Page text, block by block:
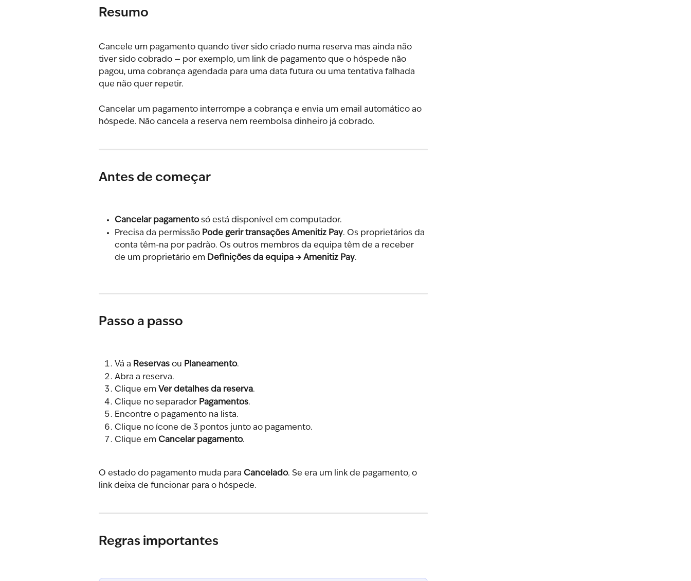
Resumo
Cancele um pagamento quando tiver sido criado numa reserva mas ainda não
tiver sido cobrado — por exemplo, um link de pagamento que o hóspede não
pagou, uma cobrança agendada para uma data futura ou uma tentativa falhada
que não quer repetir.
Cancelar um pagamento interrompe a cobrança e envia um email automático ao
hóspede. Não cancela a reserva nem reembolsa dinheiro já cobrado.
Antes de começar
Cancelar pagamento só está disponível em computador.
Precisa da permissão Pode gerir transações Amenitiz Pay. Os proprietários da
conta têm-na por padrão. Os outros membros da equipa têm de a receber
de um proprietário em Definições da equipa → Amenitiz Pay.
Passo a passo
Vá a Reservas ou Planeamento.
Abra a reserva.
Clique em Ver detalhes da reserva.
Clique no separador Pagamentos.
Encontre o pagamento na lista.
Clique no ícone de 3 pontos junto ao pagamento.
Clique em Cancelar pagamento.
O estado do pagamento muda para Cancelado. Se era um link de pagamento, o
link deixa de funcionar para o hóspede.
Regras importantes